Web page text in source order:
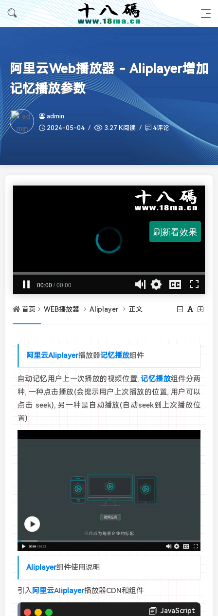
阿里云Web播放器 - Aliplayer增加
记忆播放参数
admin
2024-05-04
3.27 K阅读 4评论
首页 WEB播放器 Aliplayer 正文
阿里云Aliplayer播放器记忆播放组件
自动记忆用户上一次播放的视频位置,记忆播放组件分两
种, 一种点击播放(会提示用户上次播放的位置, 用户可以
点击 seek), 另一种是自动播放(自动seek到上次播放位
置)
Aliplayer组件使用说明
引入阿里云Al iplayer播放器CDN和组件
JavaScript